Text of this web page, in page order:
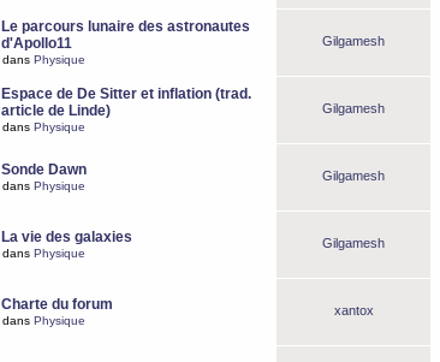
Le parcours lunaire des astronautes
d'Apollo11
dans Physique
Gilgamesh
Espace de De Sitter et inflation (trad.
article de Linde)
dans Physique
Gilgamesh
Sonde Dawn
dans Physique
Gilgamesh
La vie des galaxies
dans Physique
Gilgamesh
Charte du forum
dans Physique
xantox